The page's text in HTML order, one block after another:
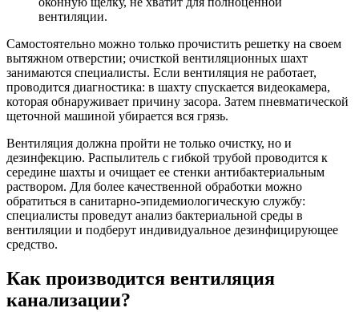
вентиляции.
Самостоятельно можно только прочистить решетку на своем
вытяжном отверстии; очисткой вентиляционных шахт
занимаются специалисты. Если вентиляция не работает,
проводится диагностика: в шахту спускается видеокамера,
которая обнаруживает причину засора. Затем пневматической
щеточной машиной убирается вся грязь.
Вентиляция должна пройти не только очистку, но и
дезинфекцию. Распылитель с гибкой трубой проводится к
середине шахты и очищает ее стенки антибактериальным
раствором. Для более качественной обработки можно
обратиться в санитарно-эпидемиологическую службу:
специалисты проведут анализ бактериальной среды в
вентиляции и подберут индивидуальное дезинфицирующее
средство.
Как производится вентиляция
канализации?